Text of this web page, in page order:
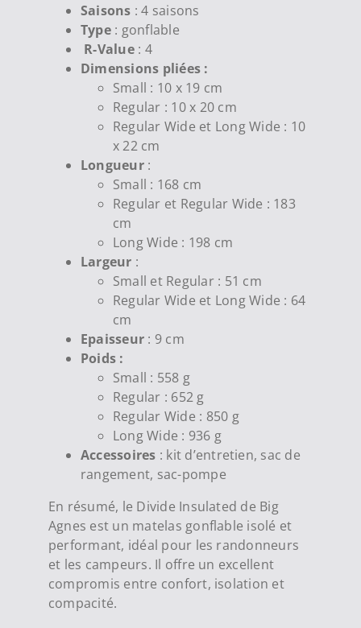
Saisons : 4 saisons
Type: gonflable
R-Value: 4
Dimensions pliées :
Small : 10 x 19 cm
Regular : 10 x 20 cm
Regular Wide et Long Wide : 10
x 22 cm
Longueur:
Small : 168 cm
Regular et Regular Wide : 183
cm
Long Wide : 198 cm
Largeur :
Small et Regular : 51 cm
Regular Wide et Long Wide : 64
cm
Epaisseur : 9 cm
Poids :
Small : 558 g
Regular : 652 g
Regular Wide : 850 g
Long Wide : 936 g
Accessoires : kit d’entretien, sac de
rangement, sac-pompe
En résumé, le Divide Insulated de Big
Agnes est un matelas gonflable isolé et
performant, idéal pour les randonneurs
et les campeurs. Il offre un excellent
compromis entre confort, isolation et
compacité.